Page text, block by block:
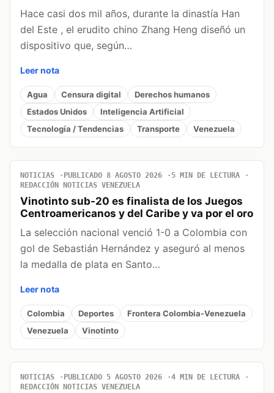
Hace casi dos mil años, durante la dinastía Han
del Este , el erudito chino Zhang Heng diseñó un
dispositivo que, según…
Leer nota
Agua Censura digital
Derechos humanos
Estados Unidos
Inteligencia Artificial
Tecnología / Tendencias
Transporte Venezuela
NOTICIAS PUBLICADO 8 AGOSTO 2026
5 MIN DE LECTURA
REDACCIÓN NOTICIAS VENEZUELA
Vinotinto sub-20 es finalista de los Juegos
Centroamericanos y del Caribe y va por el oro
La selección nacional venció 1-0 a Colombia con
gol de Sebastián Hernández y aseguró al menos
la medalla de plata en Santo…
Leer nota
Colombia Deportes
Frontera Colombia-Venezuela
Venezuela
Vinotinto
NOTICIAS PUBLICADO 5 AGOSTO 2026
4 MIN DE LECTURA
REDACCIÓN NOTICIAS VENEZUELA